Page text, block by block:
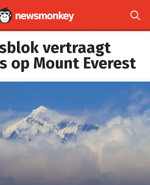

vertraagt
op Mount Everest